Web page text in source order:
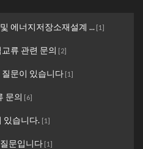
에너지저장소재설계 ... [1]
류 관련 문의 [2]
문이 있습니다 [1]
문의 [6]
있습니다. [1]
문입니다 [1]